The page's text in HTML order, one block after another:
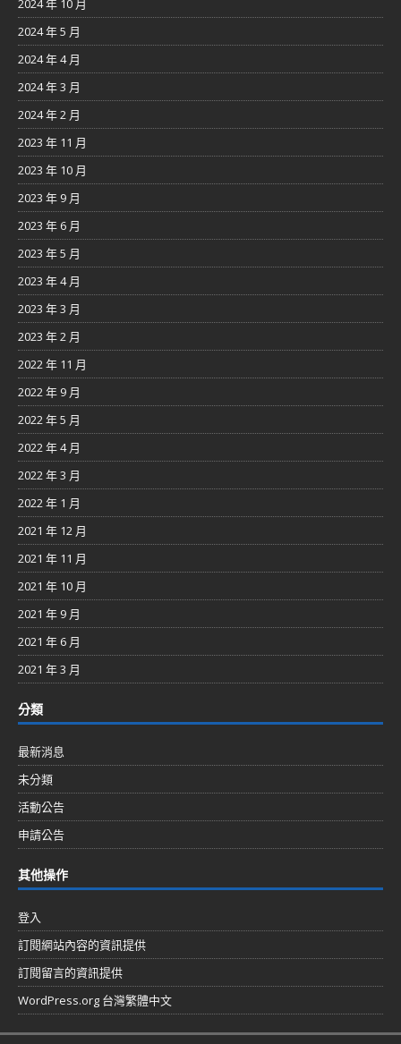
2024 年 10 月
2024 年 5 月
2024 年 4 月
2024 年 3 月
2024 年 2 月
2023 年 11 月
2023 年 10 月
2023 年 9 月
2023 年 6 月
2023 年 5 月
2023 年 4 月
2023 年 3 月
2023 年 2 月
2022 年 11 月
2022 年 9 月
2022 年 5 月
2022 年 4 月
2022 年 3 月
2022 年 1 月
2021 年 12 月
2021 年 11 月
2021 年 10 月
2021 年 9 月
2021 年 6 月
2021 年 3 月
分類
最新消息
未分類
活動公告
申請公告
其他操作
登入
訂閱網站內容的資訊提供
訂閱留言的資訊提供
WordPress.org 台灣繁體中文